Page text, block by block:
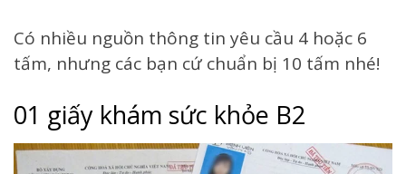
Có nhiều nguồn thông tin yêu cầu 4 hoặc 6
tấm, nhưng các bạn cứ chuẩn bị 10 tấm nhé!
01 giấy khám sức khỏe B2